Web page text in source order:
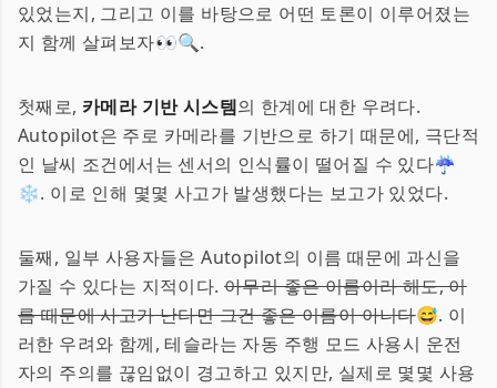
있었는지, 그리고 이를 바탕으로 어떤 토론이 이루어졌는
지 함께 살펴보자👀🔍.
첫째로, 카메라 기반 시스템의 한계에 대한 우려다.
Autopilot은 주로 카메라를 기반으로 하기 때문에, 극단적
인 날씨 조건에서는 센서의 인식률이 떨어질 수 있다☔
❄️. 이로 인해 몇몇 사고가 발생했다는 보고가 있었다.
둘째, 일부 사용자들은 Autopilot의 이름 때문에 과신을
가질 수 있다는 지적이다. 아무리 좋은 이름이라 해도, 이
름 때문에 사고가 난다면 그건 좋은 이름이 아니다😅. 이
러한 우려와 함께, 테슬라는 자동 주행 모드 사용시 운전
자의 주의를 끊임없이 경고하고 있지만, 실제로 몇몇 사용